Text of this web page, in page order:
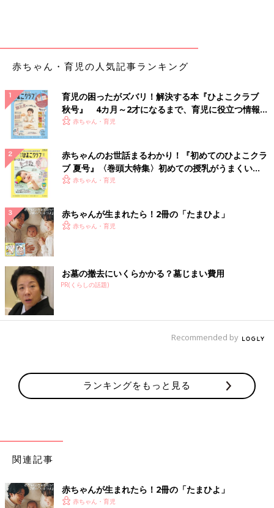
赤ちゃん・育児の人気記事ランキング
育児の困ったがズバリ！解決する本『ひよこクラブ
秋号』 4カ月～2才になるまで、育児に役立つ情報が
いっぱい！
赤ちゃん・育児
赤ちゃんのお世話まるわかり！『初めてのひよこクラ
ブ 夏号』〈巻頭大特集〉初めての授乳がうまくい
く！ おっぱい・ミルクの基本と夏のトラブル 解決テ
赤ちゃん・育児
赤ちゃんが生まれたら！2冊の「たまひよ」
赤ちゃん・育児
お墓の撤去にいくらかかる？墓じまい費用
PR(くらしの話題)
Recommended by
ランキングをもっと見る
関連記事
赤ちゃんが生まれたら！2冊の「たまひよ」
赤ちゃん・育児